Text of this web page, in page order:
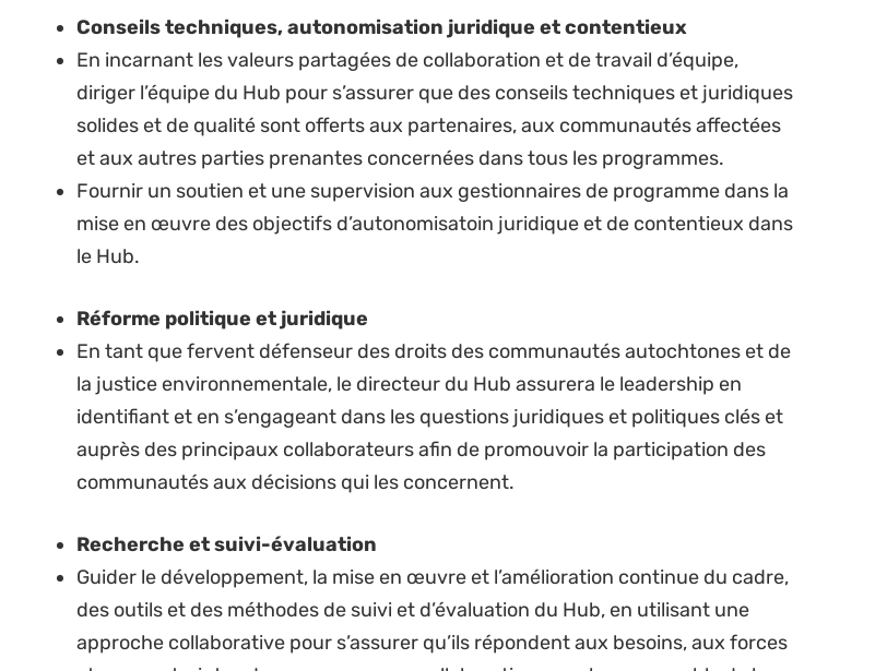
Contribuer aux documents de politique de NJ et veiller à ce que la politique et
les procédures en matière de ressources humaines soient en place et
conformes aux meilleures pratiques et à la législation sénégalaise.
Encourager et favoriser une culture d’équipe axée sur l’apprentissage, la
créativité et l’innovation.
Critères de sélection
Qualifications et expérience requises :
Au moins 8 ans d’expertise professionnelle avérée en matière de justice
environnementale, de droits de l’homme et/ou de droit de l’environnement, y
compris le droit des ressources naturelles et/ou le droit foncier.
Un niveau Master en droit, en environnement, en sciences sociales ou un
diplôme ou une expérience équivalente.
Forte expérience en matière de collecte de fonds et d’entretien des relations
Très bonne compréhension et expérience des projets sociopolitiques et de la